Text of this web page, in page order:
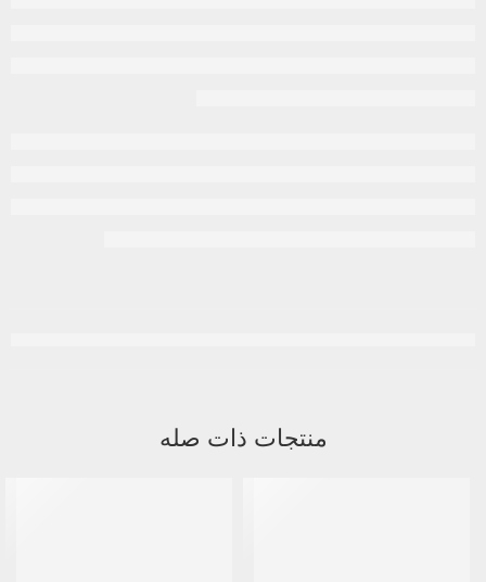
منتجات ذات صله